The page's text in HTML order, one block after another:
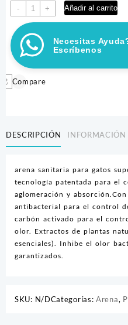
-
ARENA
FRESH
STEP
cantidad
+ Añadir al carrito
Necesitas
Escríbenos
Compare
DESCRIPCIÓN INFORMACIÓN
arena sanitaria para gatos
tecnología patentada para el
aglomeración y
antibacterial para el control
carbón activado para el
olor. Extractos de plantas
esenciales). Inhibe el olor
garantizados.
SKU: N/DCategorías:Arena,